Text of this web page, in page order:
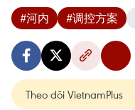
#河内 #调控方案
Theo dõi VietnamPlus